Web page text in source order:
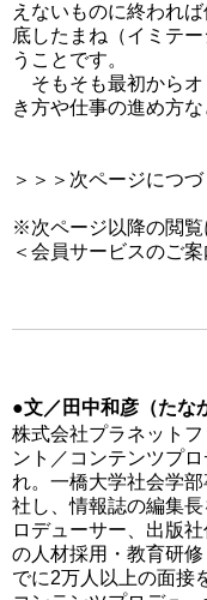
えないものに終われ
底したまね（イミテ
うことです。
そもそも最初からオ
き方や仕事の進め方
＞＞＞次ページにつづ
※次ページ以降の閲覧
＜会員サービスのご
●文／田中和彦（たな
株式会社プラネット
ント／コンテンツプ
れ。一橋大学社会学
社し、情報誌の編集
ロデューサー、出版
の人材採用・教育研
でに2万人以上の面接